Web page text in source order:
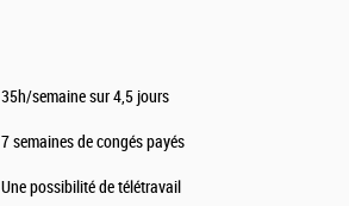
35h/semaine sur 4,5 jours
7 semaines de congés payés
Une possibilité de télétravail